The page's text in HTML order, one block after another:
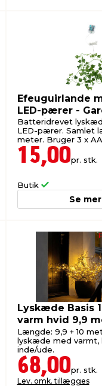
Efeuguirlande
LED-pærer -
Batteridrevet
LED-pærer. Samlet
meter. Bruger 3 x
(ekskl.).
15,00pr. stk.
Butik
Se
Lyskæde Basis
varm hvid 9,9
Længde: 9,9 + 10
lyskæde med varmt,
inde/ude.
68,00pr. stk.
Lev. omk. tillægges